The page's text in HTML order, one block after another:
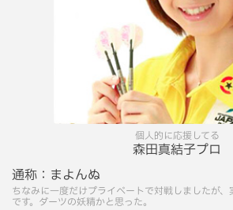
個人的に応援してる
森田真結子プロ
通称： まよんぬ
ちなみに一度だけプライベートで対戦しましたが
です。ダーツの妖精かと思った。